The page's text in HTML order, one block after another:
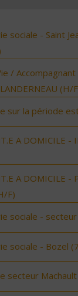
sociale - Saint
/
(H/
sur la période
A DOMICILE -
A DOMICILE -
F)
sociale -
sociale - Bozel
secteur